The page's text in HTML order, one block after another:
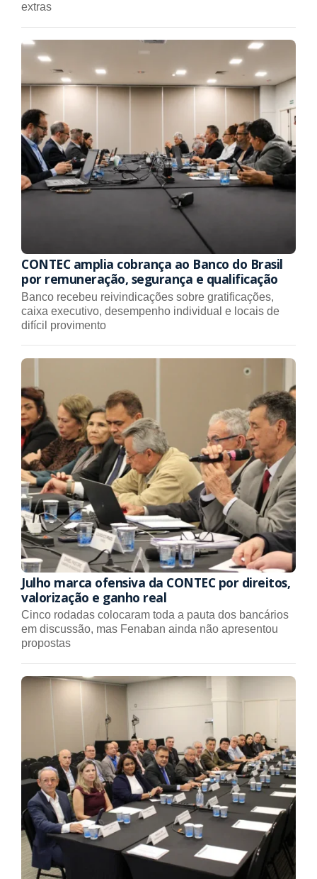
extras
CONTEC amplia cobrança ao Banco do Brasil
por remuneração, segurança e qualificação
Banco recebeu reivindicações sobre gratificações,
caixa executivo, desempenho individual e locais de
difícil provimento
Julho marca ofensiva da CONTEC por direitos,
valorização e ganho real
Cinco rodadas colocaram toda a pauta dos bancários
em discussão, mas Fenaban ainda não apresentou
propostas